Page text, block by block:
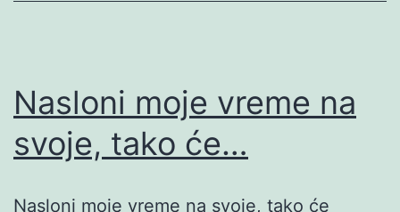
Nasloni moje vreme na
svoje, tako će…
Nasloni moje vreme na svoje, tako će